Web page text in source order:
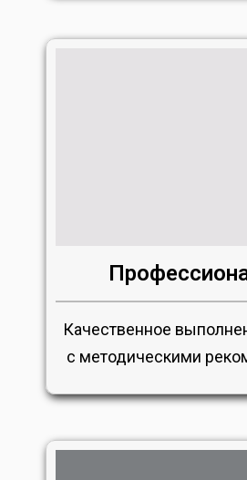
Качественное
с методическими